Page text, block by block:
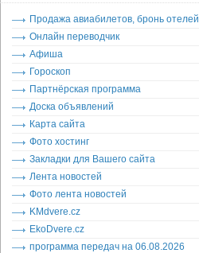
Продажа авиабилетов, бронь отелей
Онлайн переводчик
Афиша
Гороскоп
Партнёрская программа
Доска объявлений
Карта сайта
Фото хостинг
Закладки для Вашего сайта
Лента новостей
Фото лента новостей
KMdvere.cz
EkoDvere.cz
программа передач на 06.08.2026